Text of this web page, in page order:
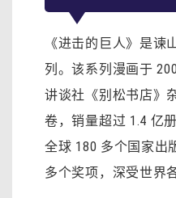
《进击的巨人》是谏
列。该系列漫画于
讲谈社《别松书店》
卷，销量超过 1.4 亿
全球 180 多个国家出
多个奖项，深受世界